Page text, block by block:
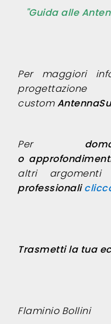
"Guida alle
Per maggiori
progettazione
custom
Per
o
altri argomenti
professionali
Trasmetti la tua
Flaminio Bollini